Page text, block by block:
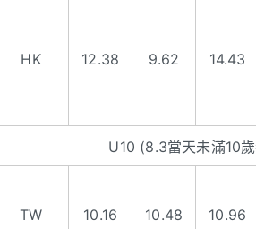
HK 12.38 9.62 14.43
U10 (8.3當天未滿10
TW 10.16 10.48 10.96